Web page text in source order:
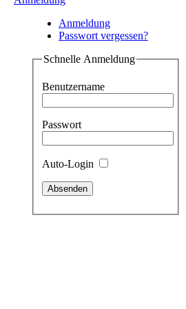
Anmeldung
Passwort vergessen?
Schnelle Anmeldung
Benutzername
Passwort
Auto-Login